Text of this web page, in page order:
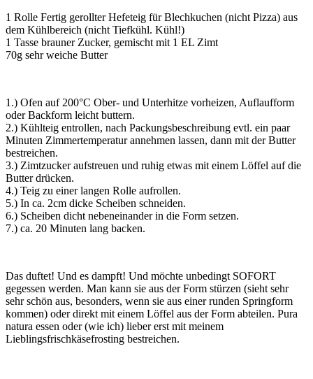
1 Rolle Fertig gerollter Hefeteig für Blechkuchen (nicht Pizza) aus
dem Kühlbereich (nicht Tiefkühl. Kühl!)
1 Tasse brauner Zucker, gemischt mit 1 EL Zimt
70g sehr weiche Butter
1.) Ofen auf 200°C Ober- und Unterhitze vorheizen, Auflaufform
oder Backform leicht buttern.
2.) Kühlteig entrollen, nach Packungsbeschreibung evtl. ein paar
Minuten Zimmertemperatur annehmen lassen, dann mit der Butter
bestreichen.
3.) Zimtzucker aufstreuen und ruhig etwas mit einem Löffel auf die
Butter drücken.
4.) Teig zu einer langen Rolle aufrollen.
5.) In ca. 2cm dicke Scheiben schneiden.
6.) Scheiben dicht nebeneinander in die Form setzen.
7.) ca. 20 Minuten lang backen.
Das duftet! Und es dampft! Und möchte unbedingt SOFORT
gegessen werden. Man kann sie aus der Form stürzen (sieht sehr
sehr schön aus, besonders, wenn sie aus einer runden Springform
kommen) oder direkt mit einem Löffel aus der Form abteilen. Pura
natura essen oder (wie ich) lieber erst mit meinem
Lieblingsfrischkäsefrosting bestreichen.